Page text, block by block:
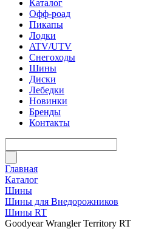
Каталог
Офф-роад
Пикапы
Лодки
ATV/UTV
Снегоходы
Шины
Диски
Лебедки
Новинки
Бренды
Контакты
Главная
Каталог
Шины
Шины для Внедорожников
Шины RT
Goodyear Wrangler Territory RT